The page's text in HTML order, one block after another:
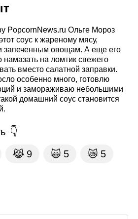
PopcornNews.ru Ольге Мороз
соус к жареному мясу,
запеченным овощам. А еще его
намазать на ломтик свежего
вместо салатной заправки.
особенно много, готовлю
и замораживаю небольшими
домашний соус становится
😹 9 🙀 5 😿 5